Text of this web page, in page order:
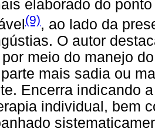
elaborado do
(9), ao lado da
O autor
por meio do manejo
mais sadia ou
Encerra indicando
individual, bem